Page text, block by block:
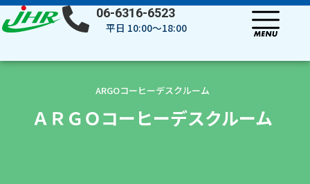
内
容
キ
06-6316-6523
平日 10:00～18:00
ARGOコーヒーデスクルーム
ＡＲＧＯコーヒーデスクルーム